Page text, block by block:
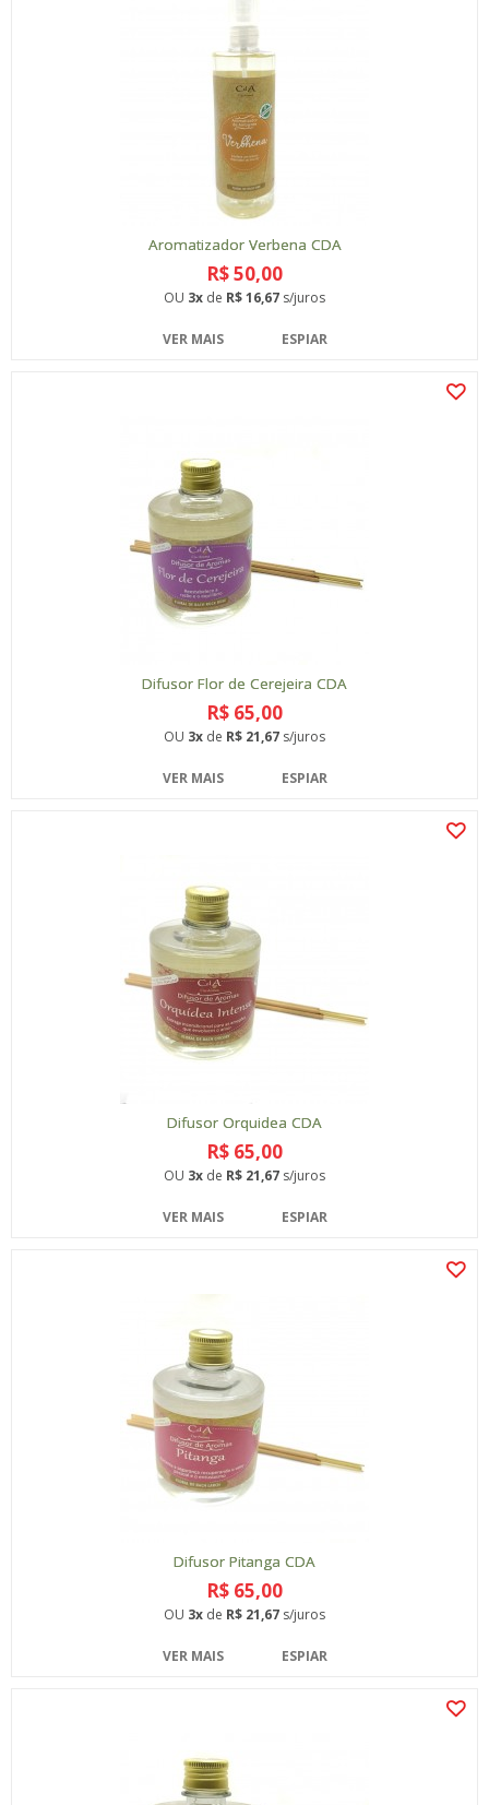
Aromatizador Verbena CDA
R$ 50,00
OU 3x de R$ 16,67 s/juros
VER MAIS ESPIAR
Difusor Flor de Cerejeira CDA
R$ 65,00
OU 3x de R$ 21,67 s/juros
VER MAIS ESPIAR
Difusor Orquidea CDA
R$ 65,00
OU 3x de R$ 21,67 s/juros
VER MAIS ESPIAR
Difusor Pitanga CDA
R$ 65,00
OU 3x de R$ 21,67 s/juros
VER MAIS ESPIAR